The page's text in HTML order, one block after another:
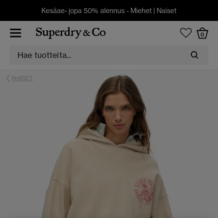
Kesäae- jopa 50% alennus - Miehet | Naiset
0
NAISET